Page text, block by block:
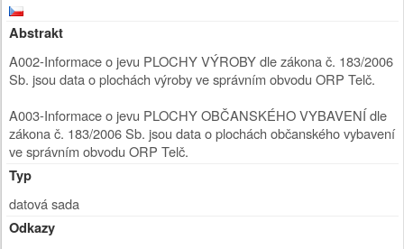
Abstrakt
A002-Informace o jevu PLOCHY VÝROBY dle zákona č. 183/2006
Sb. jsou data o plochách výroby ve správním obvodu ORP Telč.
A003-Informace o jevu PLOCHY OBČANSKÉHO VYBAVENÍ dle
zákona č. 183/2006 Sb. jsou data o plochách občanského vybavení
ve správním obvodu ORP Telč.
Typ
datová sada
Odkazy